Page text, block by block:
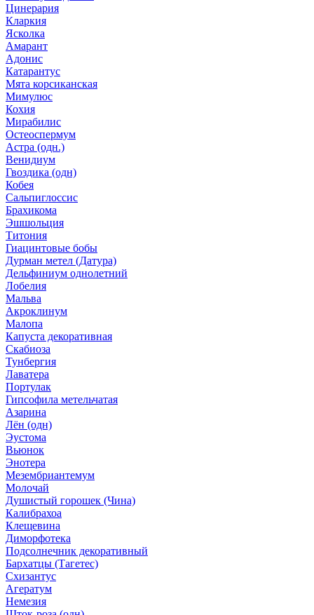
Цинерария
Кларкия
Ясколка
Амарант
Адонис
Катарантус
Мята корсиканская
Мимулюс
Кохия
Мирабилис
Остеоспермум
Астра (одн.)
Венидиум
Гвоздика (одн)
Кобея
Сальпиглоссис
Брахикома
Эшшольция
Титония
Гиацинтовые бобы
Дурман метел (Датура)
Дельфиниум однолетний
Лобелия
Мальва
Акроклинум
Малопа
Капуста декоративная
Скабиоза
Тунбергия
Лаватера
Портулак
Гипсофила метельчатая
Азарина
Лён (одн)
Эустома
Вьюнок
Энотера
Мезембриантемум
Молочай
Душистый горошек (Чина)
Калибрахоа
Клещевина
Диморфотека
Подсолнечник декоративный
Бархатцы (Тагетес)
Схизантус
Агератум
Немезия